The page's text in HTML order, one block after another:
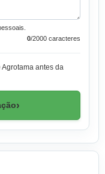
0/2000 caracteres
antes da
›